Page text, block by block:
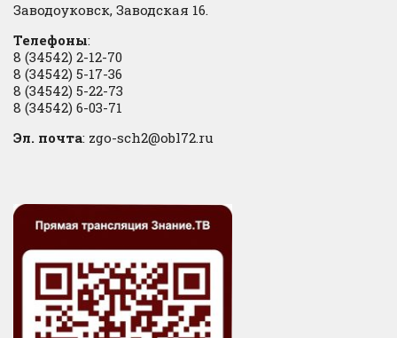
Заводоуковск, Заводская 16.
Телефоны:
8 (34542) 2-12-70
8 (34542) 5-17-36
8 (34542) 5-22-73
8 (34542) 6-03-71
Эл. почта: zgo-sch2@obl72.ru